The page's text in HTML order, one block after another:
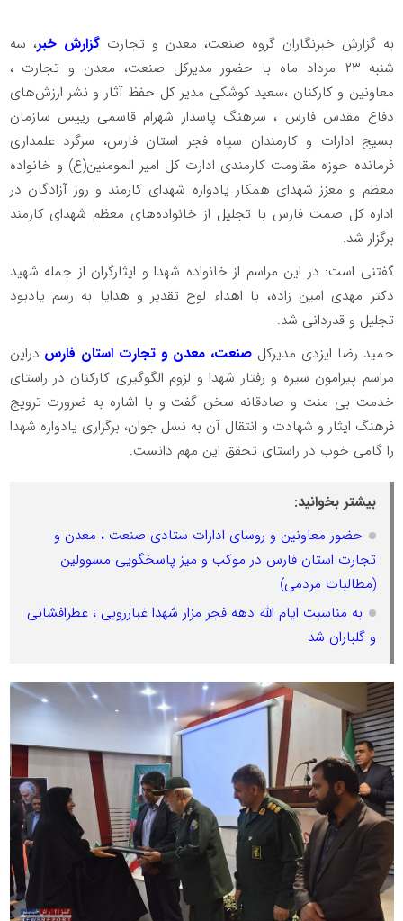
به گزارش خبرنگاران گروه صنعت، معدن و تجارت گزارش خبر، سه
شنبه ۲۳ مرداد ماه با حضور مدیرکل صنعت، معدن و تجارت ،
معاونین و کارکنان ،سعید کوشکی مدیر کل حفظ آثار و نشر ارزش‌های
دفاع مقدس فارس ، سرهنگ پاسدار شهرام قاسمی رییس سازمان
بسیج ادارات و کارمندان سپاه فجر استان فارس، سرگرد علمداری
فرمانده حوزه مقاومت کارمندی ادارت کل امیر المومنین(ع) و خانواده
معظم و معزز شهدای همکار یادواره شهدای کارمند و روز آزادگان در
اداره کل صمت فارس با تجلیل از خانواده‌های معظم شهدای کارمند
برگزار شد.
گفتنی است: در این مراسم از خانواده شهدا و ایثارگران از جمله شهید
دکتر مهدی امین زاده، با اهداء لوح تقدیر و هدایا به رسم یادبود
تجلیل و قدردانی شد.
حمید رضا ایزدی مدیرکل صنعت، معدن و تجارت استان فارس دراین
مراسم پیرامون سیره و رفتار شهدا و لزوم الگوگیری کارکنان در راستای
خدمت بی منت و صادقانه سخن گفت و با اشاره به ضرورت ترویج
فرهنگ ایثار و شهادت و انتقال آن به نسل جوان، برگزاری یادواره شهدا
را گامی خوب در راستای تحقق این مهم دانست.
بیشتر بخوانید:
حضور معاونین و روسای ادارات ستادی صنعت ، معدن و
تجارت استان فارس در موکب و میز پاسخگویی مسوولین
(مطالبات مردمی)
به مناسبت ایام الله دهه فجر مزار شهدا غبارروبی ، عطرافشانی
و گلباران شد